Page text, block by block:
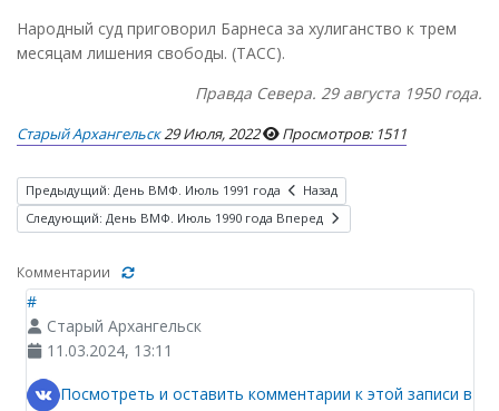
Народный суд приговорил Барнеса за хулиганство к трем
месяцам лишения свободы. (ТАСС).
Правда Севера. 29 августа 1950 года.
Старый Архангельск29 Июля, 2022 Просмотров: 1511
Предыдущий: День ВМФ. Июль 1991 года
Назад
Следующий: День ВМФ. Июль 1990 года Вперед
Комментарии
#
Старый Архангельск
11.03.2024, 13:11
Посмотреть и оставить комментарии к этой записи в